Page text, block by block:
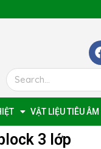
VẬT LIỆU TIÊU
3 lớp